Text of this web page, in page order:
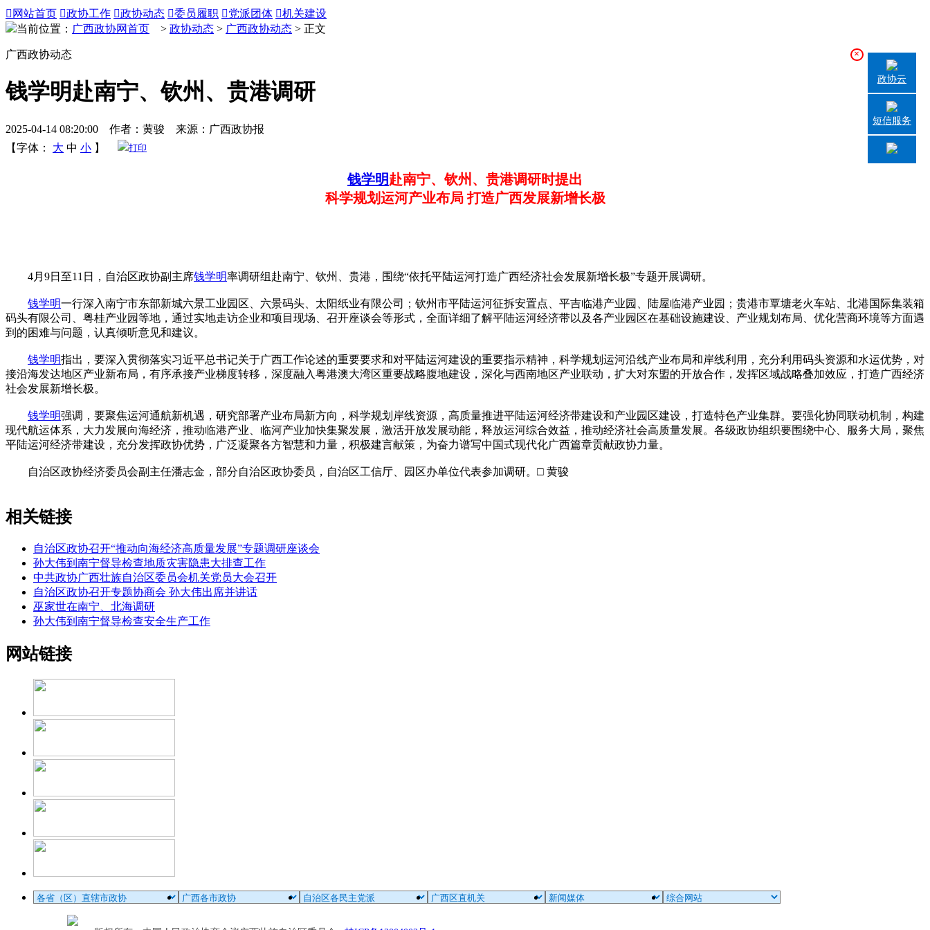
 网站首页 政协工作 政协动态 委员履职 党派团体 机关建设
当前位置： 广西政协网首页 > 政协动态 > 广西政协动态 > 正文
广西政协动态
钱学明赴南宁、钦州、贵港调研
2025-04-14 08:20:00 作者：黄骏 来源：广西政协报
【字体：
大 中 小 】 打印
钱学明赴南宁、钦州、贵港调研时提出
科学规划运河产业布局 打造广西发展新增长极
4月9日至11日，自治区政协副主席钱学明率调研组赴南宁、钦州、贵港，围绕“依托平陆运河打造广西经济社会发展新增长极”专题开展调研。
钱学明一行深入南宁市东部新城六景工业园区、六景码头、太阳纸业有限公司；钦州市平陆运河征拆安置点、平吉临港产业园、陆屋临港产业园；贵港市覃塘老火车站、北港国际集装箱
码头有限公司、粤桂产业园等地，通过实地走访企业和项目现场、召开座谈会等形式，全面详细了解平陆运河经济带以及各产业园区在基础设施建设、产业规划布局、优化营商环境等方面遇
到的困难与问题，认真倾听意见和建议。
钱学明指出，要深入贯彻落实习近平总书记关于广西工作论述的重要要求和对平陆运河建设的重要指示精神，科学规划运河沿线产业布局和岸线利用，充分利用码头资源和水运优势，对
接沿海发达地区产业新布局，有序承接产业梯度转移，深度融入粤港澳大湾区重要战略腹地建设，深化与西南地区产业联动，扩大对东盟的开放合作，发挥区域战略叠加效应，打造广西经济
社会发展新增长极。
钱学明强调，要聚焦运河通航新机遇，研究部署产业布局新方向，科学规划岸线资源，高质量推进平陆运河经济带建设和产业园区建设，打造特色产业集群。要强化协同联动机制，构建
现代航运体系，大力发展向海经济，推动临港产业、临河产业加快集聚发展，激活开放发展动能，释放运河综合效益，推动经济社会高质量发展。各级政协组织要围绕中心、服务大局，聚焦
平陆运河经济带建设，充分发挥政协优势，广泛凝聚各方智慧和力量，积极建言献策，为奋力谱写中国式现代化广西篇章贡献政协力量。
自治区政协经济委员会副主任潘志金，部分自治区政协委员，自治区工信厅、园区办单位代表参加调研。□ 黄骏
相关链接
自治区政协召开“推动向海经济高质量发展”专题调研座谈会
孙大伟到南宁督导检查地质灾害隐患大排查工作
中共政协广西壮族自治区委员会机关党员大会召开
自治区政协召开专题协商会 孙大伟出席并讲话
巫家世在南宁、北海调研
孙大伟到南宁督导检查安全生产工作
网站链接
×
政协云
短信服务